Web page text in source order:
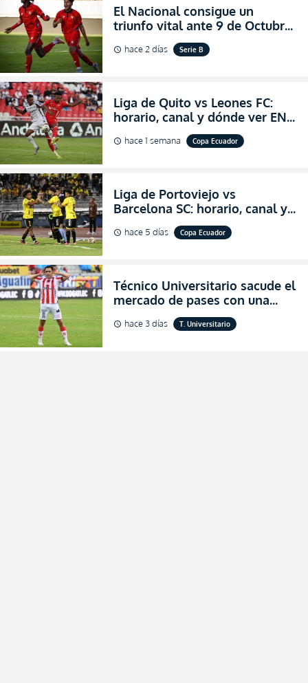
El Nacional consigue un
triunfo vital ante 9 de Octubre
para encender la fe en la
salvación
schedule hace 2 días Serie B
Liga de Quito vs Leones FC:
horario, canal y dónde ver EN
VIVO los octavos de final de la
Copa Ecuador 2026
schedule hace 1 semana Copa Ecuador
Liga de Portoviejo vs
Barcelona SC: horario, canal y
dónde ver EN VIVO los octavos
de final de la Copa Ecuador
schedule hace 5 días Copa Ecuador
Técnico Universitario sacude el
mercado de pases con una
verdadera revolución para
asegurar la permanencia
schedule hace 3 días T. Universitario